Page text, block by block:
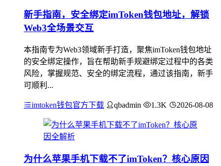
新手指南，安全绑定imToken钱包地址，解锁
Web3全场景交互
本指南专为Web3领域新手打造，聚焦imToken钱包地址
的安全绑定操作，旨在帮助新手规避绑定过程中的各类
风险，掌握规范、安全的绑定流程，通过该指南，新手
可顺利...
imtoken钱包官方下载 qbadmin 1.3K 2026-08-08
为什么苹果手机下载不了imToken？核心原因